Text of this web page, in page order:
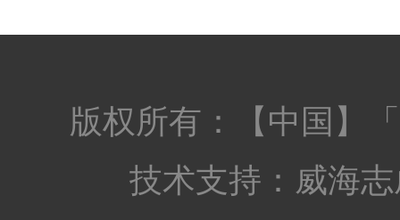
版权所有：【中国】
技术支持： 威海